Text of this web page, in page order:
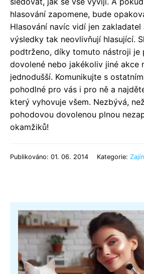
hlasování zapomene, bude
Hlasování navíc vidí jen zakladatel
výsledky tak neovlivňují hlasující.
podtrženo, díky tomuto nástroji je
dovolené nebo jakékoliv jiné akce
jednodušší. Komunikujte s
pohodlné pro vás i pro ně a
který vyhovuje všem. Nezbývá,
pohodovou dovolenou plnou
okamžiků!
Publikováno: 01. 06. 2014 Kategorie: